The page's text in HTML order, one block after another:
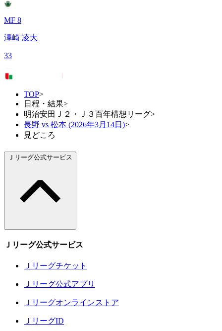
MF 8
澤崎 凌大
33
TOP>
日程・結果>
明治安田Ｊ２・Ｊ３百年構想リーグ>
長野 vs 松本 (2026年3月14日)>
見どころ
Ｊリーグ公式サービス
Ｊリーグ公式サービス
Ｊリーグチケット
Ｊリーグ公式アプリ
Ｊリーグオンラインストア
ＪリーグID